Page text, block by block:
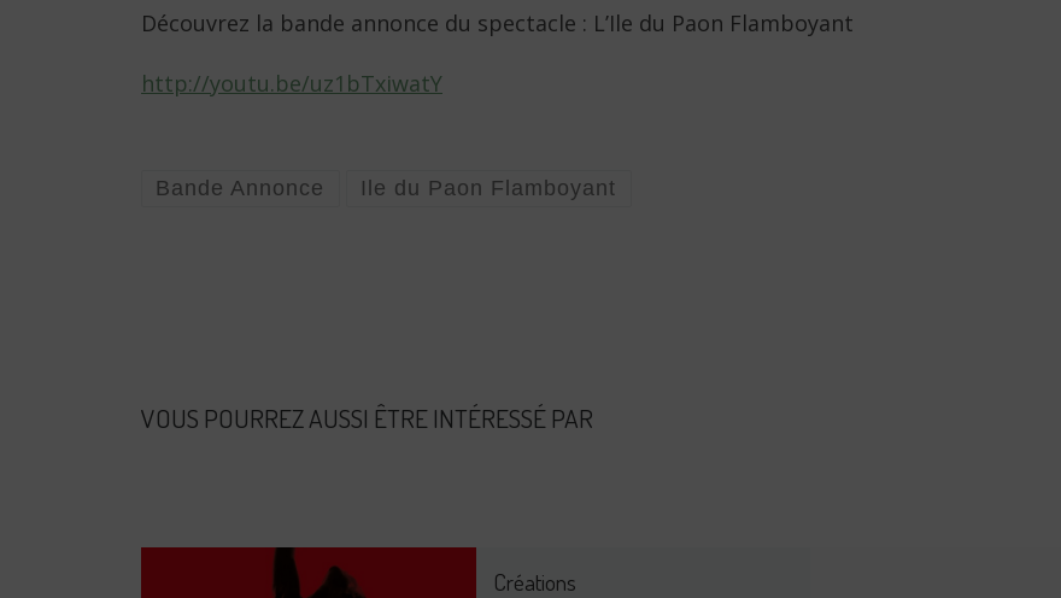
Découvrez la bande annonce du spectacle : L’Ile du Paon Flamboyant
http://youtu.be/uz1bTxiwatY
Bande Annonce Ile du Paon Flamboyant
VOUS POURREZ AUSSI ÊTRE INTÉRESSÉ PAR
Créations